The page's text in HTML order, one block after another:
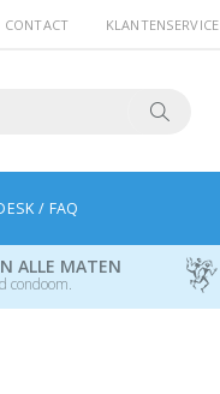
CONTACT KLANTENSERVICE
/ FAQ
ALLE MATEN
condoom.